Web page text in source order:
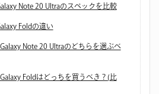
Note 20 Ultraのスペックを比較
Foldの違い
Note 20 Ultraのどちらを選ぶべ
Foldはどっちを買うべき？(比